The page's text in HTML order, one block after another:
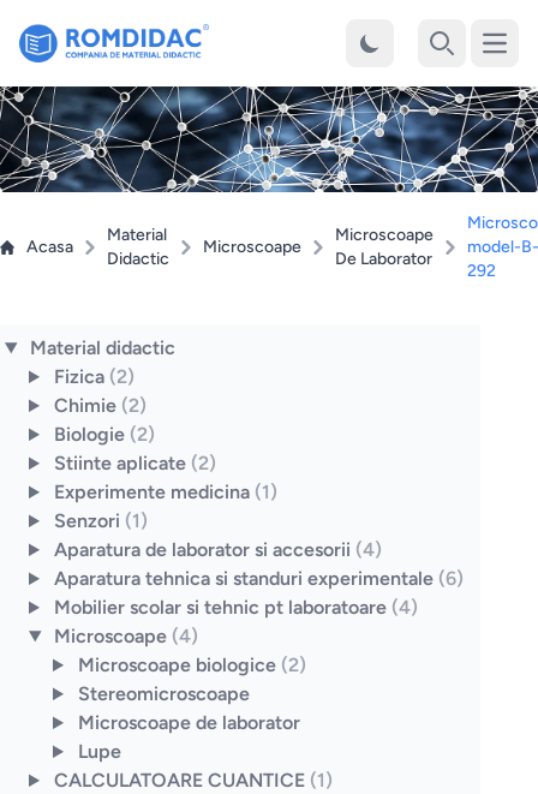
Acasa
Material
Didactic
Microscoape
Microscoape
De Laborator
model-B-
292
Material didactic
Fizica (2)
Chimie (2)
Biologie (2)
Stiinte aplicate (2)
Experimente medicina (1)
Senzori (1)
Aparatura de laborator si accesorii (4)
Aparatura tehnica si standuri experimentale (6)
Mobilier scolar si tehnic pt laboratoare (4)
Microscoape (4)
Microscoape biologice (2)
Stereomicroscoape
Microscoape de laborator
Lupe
CALCULATOARE CUANTICE (1)